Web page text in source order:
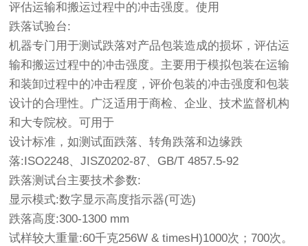
评估运输和搬运过程中的冲击强度。使用
跌落试验台:
机器专门用于测试跌落对产品包装造成的损坏，评估运
输和搬运过程中的冲击强度。主要用于模拟包装在运输
和装卸过程中的冲击程度，评价包装的冲击强度和包装
设计的合理性。广泛适用于商检、企业、技术监督机构
和大专院校。可用于
设计标准，如测试面跌落、转角跌落和边缘跌
落:ISO2248、JISZ0202-87、GB/T 4857.5-92
跌落测试台主要技术参数:
显示模式:数字显示高度指示器(可选)
跌落高度:300-1300 mm
试样较大重量:60千克256W & timesH)1000次；700次。